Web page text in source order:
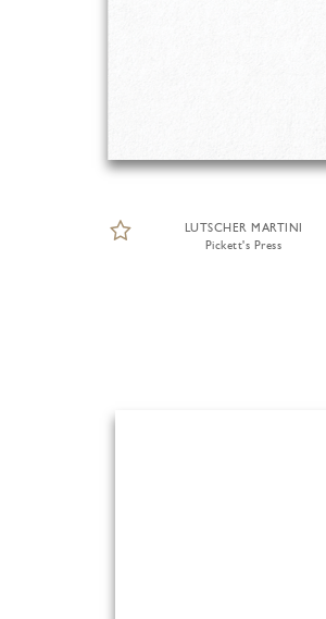
LUTSCHER MARTINI
Pickett's Press